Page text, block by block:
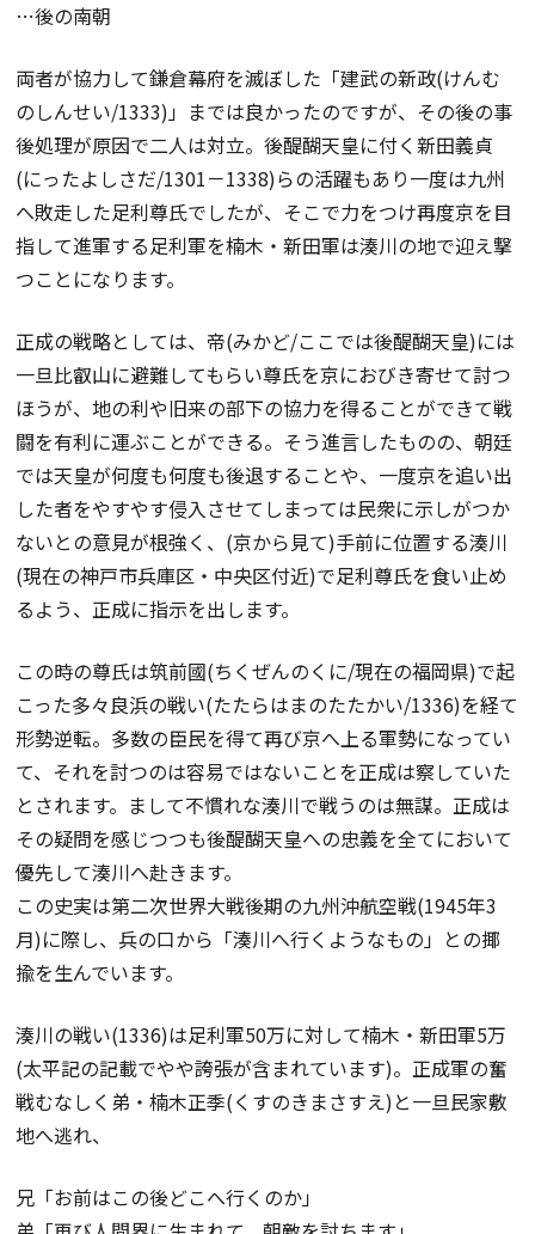
…後の南朝
両者が協力して鎌倉幕府を滅ぼした「建武の新政(けんむ
のしんせい/1333)」までは良かったのですが、その後の事
後処理が原因で二人は対立。後醍醐天皇に付く新田義貞
(にったよしさだ/1301－1338)らの活躍もあり一度は九州
へ敗走した足利尊氏でしたが、そこで力をつけ再度京を目
指して進軍する足利軍を楠木・新田軍は湊川の地で迎え撃
つことになります。
正成の戦略としては、帝(みかど/ここでは後醍醐天皇)には
一旦比叡山に避難してもらい尊氏を京におびき寄せて討つ
ほうが、地の利や旧来の部下の協力を得ることができて戦
闘を有利に運ぶことができる。そう進言したものの、朝廷
では天皇が何度も何度も後退することや、一度京を追い出
した者をやすやす侵入させてしまっては民衆に示しがつか
ないとの意見が根強く、(京から見て)手前に位置する湊川
(現在の神戸市兵庫区・中央区付近)で足利尊氏を食い止め
るよう、正成に指示を出します。
この時の尊氏は筑前國(ちくぜんのくに/現在の福岡県)で起
こった多々良浜の戦い(たたらはまのたたかい/1336)を経て
形勢逆転。多数の臣民を得て再び京へ上る軍勢になってい
て、それを討つのは容易ではないことを正成は察していた
とされます。まして不慣れな湊川で戦うのは無謀。正成は
その疑問を感じつつも後醍醐天皇への忠義を全てにおいて
優先して湊川へ赴きます。
この史実は第二次世界大戦後期の九州沖航空戦(1945年3
月)に際し、兵の口から「湊川へ行くようなもの」との揶
揄を生んでいます。
湊川の戦い(1336)は足利軍50万に対して楠木・新田軍5万
(太平記の記載でやや誇張が含まれています)。正成軍の奮
戦むなしく弟・楠木正季(くすのきまさすえ)と一旦民家敷
地へ逃れ、
兄「お前はこの後どこへ行くのか」